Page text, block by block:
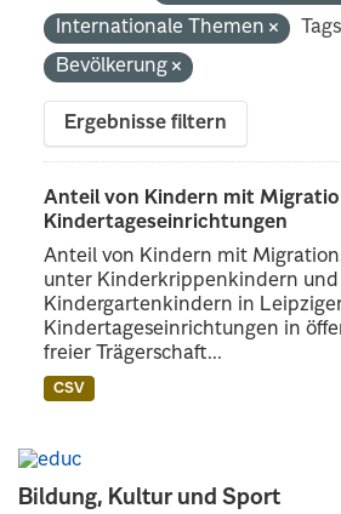
Bildung, Kultur und Sport
Internationale Themen
Bevölkerung
Ergebnisse filtern
Anteil von Kindern mit
Kindertageseinrichtungen
Anteil von Kindern mit
unter Kinderkrippenkindern und
Kindergartenkindern in
Kindertageseinrichtungen in
freier Trägerschaft...
CSV